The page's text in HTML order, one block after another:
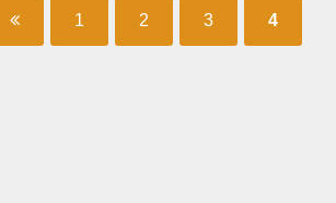
1 2 3 4